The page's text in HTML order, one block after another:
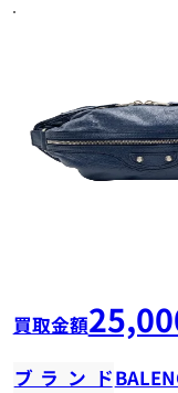
買取金額
ブランド